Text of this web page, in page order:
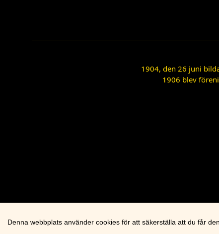
1904, den 26 juni
1906 blev
Denna webbplats använder cookies för att säkerställa att du får